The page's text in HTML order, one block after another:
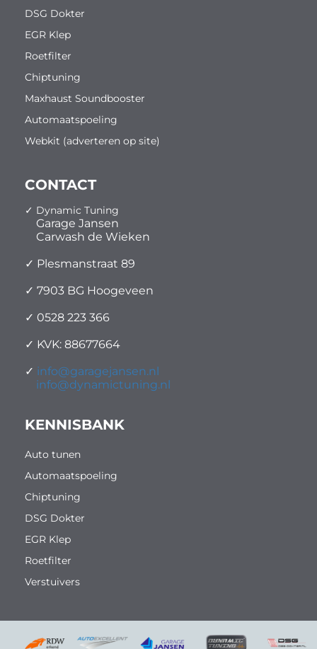
DSG Dokter
EGR Klep
Roetfilter
Chiptuning
Maxhaust Soundbooster
Automaatspoeling
Webkit (adverteren op site)
CONTACT
✓ Dynamic Tuning
Garage Jansen
Carwash de Wieken
✓ Plesmanstraat 89
✓ 7903 BG Hoogeveen
✓ 0528 223 366
✓ KVK: 88677664
✓ info@garagejansen.nl
info@dynamictuning.nl
KENNISBANK
Auto tunen
Automaatspoeling
Chiptuning
DSG Dokter
EGR Klep
Roetfilter
Verstuivers